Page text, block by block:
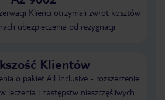
Klienci otrzymali zwrot kosztów
ubezpieczenia od rezygnacji
Klientów
o pakiet All Inclusive - rozszerzenie
leczenia i następstw nieszczęśliwych